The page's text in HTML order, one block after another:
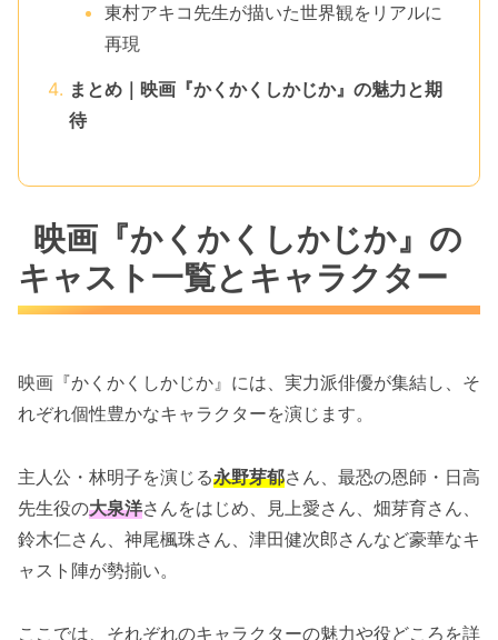
東村アキコ先生が描いた世界観をリアルに
再現
まとめ｜映画『かくかくしかじか』の魅力と期
待
映画『かくかくしかじか』の
キャスト一覧とキャラクター
映画『かくかくしかじか』には、実力派俳優が集結し、そ
れぞれ個性豊かなキャラクターを演じます。
主人公・林明子を演じる永野芽郁さん、最恐の恩師・日高
先生役の大泉洋さんをはじめ、見上愛さん、畑芽育さん、
鈴木仁さん、神尾楓珠さん、津田健次郎さんなど豪華なキ
ャスト陣が勢揃い。
ここでは、それぞれのキャラクターの魅力や役どころを詳